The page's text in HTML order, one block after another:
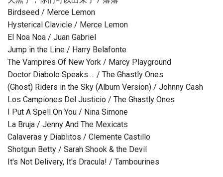
Birdseed / Merce Lemon
Hysterical Clavicle / Merce Lemon
El Noa Noa / Juan Gabriel
Jump in the Line / Harry Belafonte
The Vampires Of New York / Marcy Playground
Doctor Diabolo Speaks ... / The Ghastly Ones
(Ghost) Riders in the Sky (Album Version) / Johnny Cash
Los Campiones Del Justicio / The Ghastly Ones
I Put A Spell On You / Nina Simone
La Bruja / Jenny And The Mexicats
Calaveras y Diablitos / Clemente Castillo
Shotgun Betty / Sarah Shook & the Devil
It's Not Delivery, It's Dracula! / Tambourines